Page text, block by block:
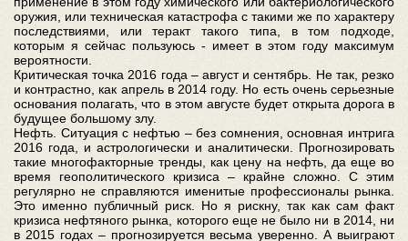
оружия, или техническая катастрофа с такими же по характеру
последствиями, или теракт такого типа, в том подходе,
которым я сейчас пользуюсь - имеет в этом году максимум
вероятности.
Критическая точка 2016 года – август и сентябрь. Не так, резко
и контрастно, как апрель в 2014 году. Но есть очень серьезные
основания полагать, что в этом августе будет открыта дорога в
будущее большому злу.
Нефть. Ситуация с нефтью – без сомнения, основная интрига
2016 года, и астрологически и аналитически. Прогнозировать
такие многофакторные тренды, как цену на нефть, да еще во
время геополитического кризиса – крайне сложно. С этим
регулярно не справляются именитые профессионалы рынка.
Это именно публичный риск. Но я рискну, так как сам факт
кризиса нефтяного рынка, которого еще не было ни в 2014, ни
в 2015 годах – прогнозируется весьма уверенно. А выиграют